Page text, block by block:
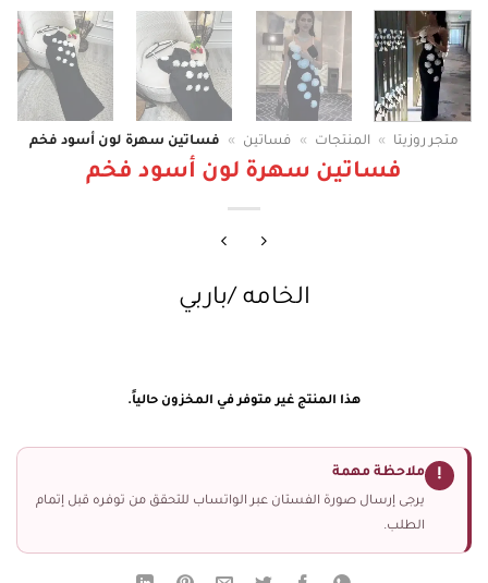
متجر روزيتا » المنتجات » فساتين » فساتين سهرة لون أسود فخم
فساتين سهرة لون أسود فخم
الخامه /باربي
هذا المنتج غير متوفر في المخزون حالياً.
! ملاحظة مهمة
يرجى إرسال صورة الفستان عبر الواتساب للتحقق من توفره قبل إتمام
الطلب.